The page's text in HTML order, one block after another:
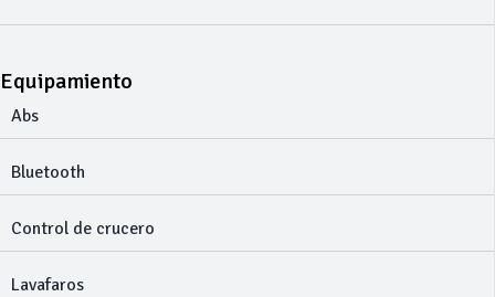
Equipamiento
Abs
Bluetooth
Control de crucero
Lavafaros